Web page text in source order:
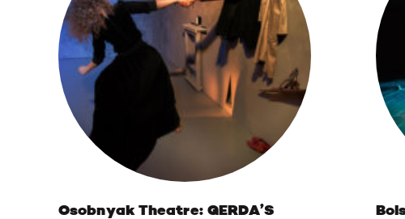
Osobnyak Theatre: GERDA’S